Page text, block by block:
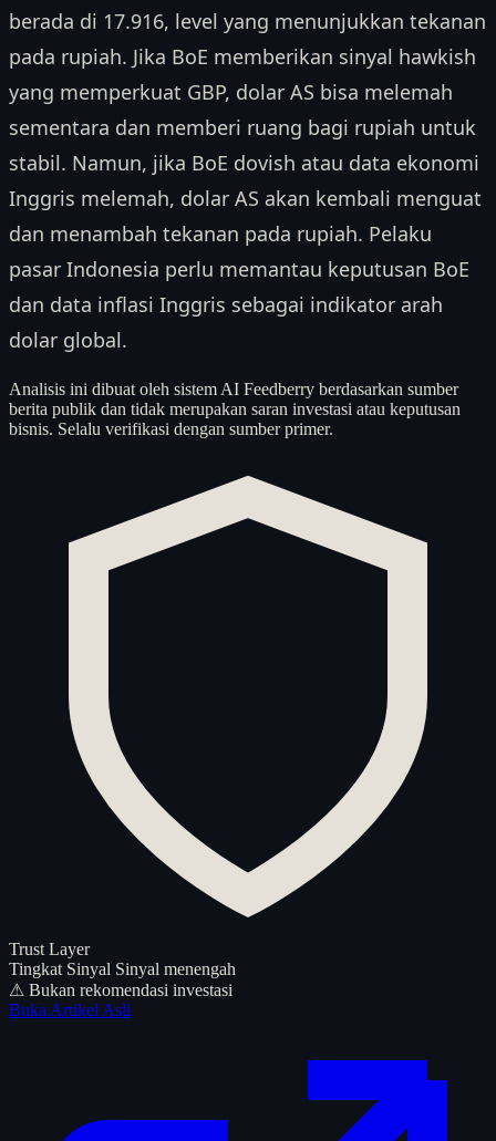
berada di 17.916, level yang menunjukkan tekanan
pada rupiah. Jika BoE memberikan sinyal hawkish
yang memperkuat GBP, dolar AS bisa melemah
sementara dan memberi ruang bagi rupiah untuk
stabil. Namun, jika BoE dovish atau data ekonomi
Inggris melemah, dolar AS akan kembali menguat
dan menambah tekanan pada rupiah. Pelaku
pasar Indonesia perlu memantau keputusan BoE
dan data inflasi Inggris sebagai indikator arah
dolar global.
Analisis ini dibuat oleh sistem AI Feedberry berdasarkan sumber
berita publik dan tidak merupakan saran investasi atau keputusan
bisnis. Selalu verifikasi dengan sumber primer.
Trust Layer
Tingkat Sinyal Sinyal menengah
⚠ Bukan rekomendasi investasi
Buka Artikel Asli